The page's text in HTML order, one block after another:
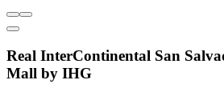
Real InterContinental San
Mall by IHG